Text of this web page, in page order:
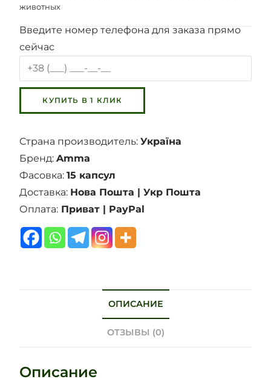
животных
Введите номер телефона для заказа прямо
сейчас
Страна производитель:Україна
Бренд:Amma
Фасовка:15 капсул
Доставка: Нова Пошта | Укр Пошта
Оплата: Приват | PayPal
ОПИСАНИЕ
ОТЗЫВЫ (0)
Описание